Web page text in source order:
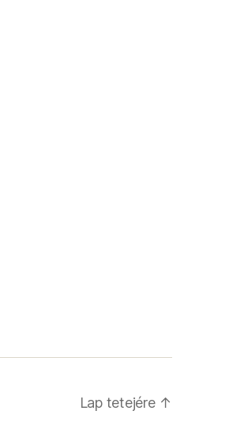
Lap tetejére ↑